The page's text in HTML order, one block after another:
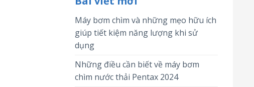
Máy bơm chìm và những mẹo hữu ích
giúp tiết kiệm năng lượng khi sử
dụng
Những điều cần biết về máy bơm
chìm nước thải Pentax 2024